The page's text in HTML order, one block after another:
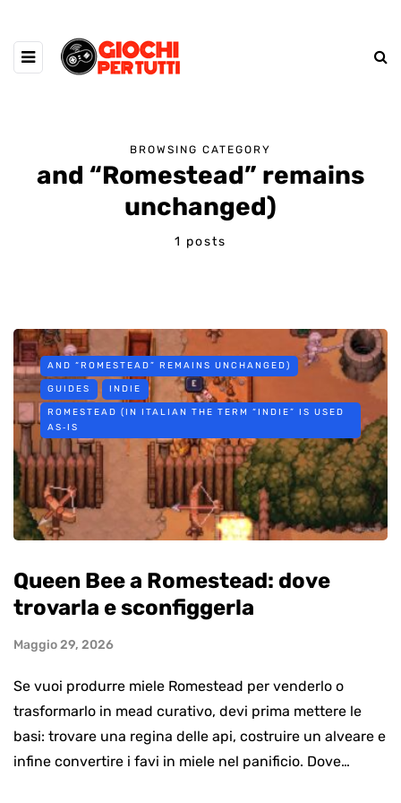
BROWSING CATEGORY
and “Romestead” remains
unchanged)
1 posts
AND “ROMESTEAD” REMAINS UNCHANGED)
GUIDES INDIE
ROMESTEAD (IN ITALIAN THE TERM “INDIE” IS USED
AS‑IS
Queen Bee a Romestead: dove
trovarla e sconfiggerla
Maggio 29, 2026
Se vuoi produrre miele Romestead per venderlo o
trasformarlo in mead curativo, devi prima mettere le
basi: trovare una regina delle api, costruire un alveare e
infine convertire i favi in miele nel panificio. Dove…